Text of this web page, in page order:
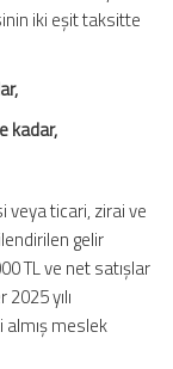
iki eşit taksitte
kadar,
veya ticari, zirai ve
gelir
TL ve net satışlar
yılı
meslek